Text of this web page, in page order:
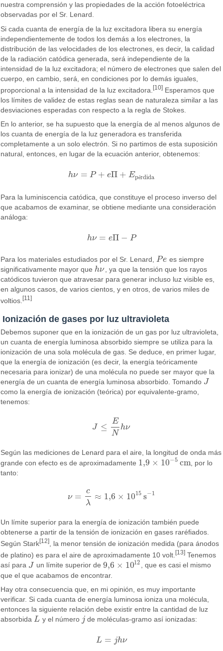
nuestra comprensión y las propiedades de la acción fotoeléctrica
observadas por el Sr. Lenard.
Si cada cuanta de energía de la luz excitadora libera su energía
independientemente de todos los demás a los electrones, la
distribución de las velocidades de los electrones, es decir, la calidad
de la radiación catódica generada, será independiente de la
intensidad de la luz excitadora; el número de electrones que salen del
cuerpo, en cambio, será, en condiciones por lo demás iguales,
proporcional a la intensidad de la luz excitadora.[10] Esperamos que
los límites de validez de estas reglas sean de naturaleza similar a las
desviaciones esperadas con respecto a la regla de Stokes.
En lo anterior, se ha supuesto que la energía de al menos algunos de
los cuanta de energía de la luz generadora es transferida
completamente a un solo electrón. Si no partimos de esta suposición
natural, entonces, en lugar de la ecuación anterior, obtenemos:
hν = P + eΠ + Epérdida
hν =P +e Π+E pérdida
Para la luminiscencia catódica, que constituye el proceso inverso del
que acabamos de examinar, se obtiene mediante una consideración
análoga:
hν = eΠ − P
hν= eΠ− P
Para los materiales estudiados por el Sr. Lenard, Pe
Pe es siempre
significativamente mayor que hν
hν
, ya que la tensión que los rayos
catódicos tuvieron que atravesar para generar incluso luz visible es,
en algunos casos, de varios cientos, y en otros, de varios miles de
voltios.[11]
Ionización de gases por luz ultravioleta
Debemos suponer que en la ionización de un gas por luz ultravioleta,
un cuanta de energía luminosa absorbido siempre se utiliza para la
ionización de una sola molécula de gas. Se deduce, en primer lugar,
que la energía de ionización (es decir, la energía teóricamente
necesaria para ionizar) de una molécula no puede ser mayor que la
energía de un cuanta de energía luminosa absorbido. Tomando J
J
como la energía de ionización (teórica) por equivalente-gramo,
tenemos:
J ≤
E
N
hν
J≤ ENhν
Según las mediciones de Lenard para el aire, la longitud de onda más
grande con efecto es de aproximadamente 1,9 × 10−5 cm
1,9× 10 −5cm
, por lo
tanto:
ν =
c
λ
≈ 1,6 × 1015 s−1
=c λ≈1 ,6×1015s−1
Un límite superior para la energía de ionización también puede
obtenerse a partir de la tensión de ionización en gases raréfiados.
Según Stark[12]
, la menor tensión de ionización medida (para ánodos
de platino) es para el aire de aproximadamente 10 volt.[13] Tenemos
así para J
J un límite superior de 9,6 × 1012
9,6× 10 12
, que es casi el mismo
que el que acabamos de encontrar.
Hay otra consecuencia que, en mi opinión, es muy importante
verificar. Si cada cuanta de energía luminosa ioniza una molécula,
entonces la siguiente relación debe existir entre la cantidad de luz
absorbidaL
L y el número j
j de moléculas-gramo así ionizadas:
L = jhν
L=j hν